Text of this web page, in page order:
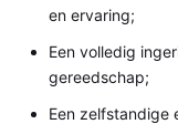
en ervaring;
Een volledig
gereedschap;
Een zelfstandige